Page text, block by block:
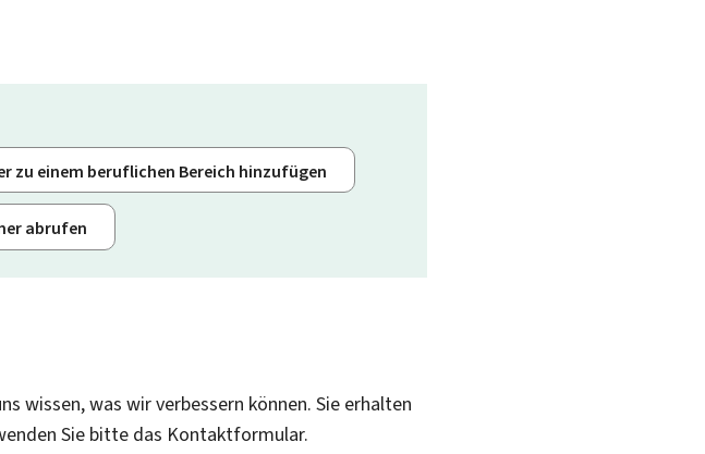
zu einem beruflichen Bereich hinzufügen
abrufen
wissen, was wir verbessern können. Sie erhalten
Sie bitte das Kontaktformular.